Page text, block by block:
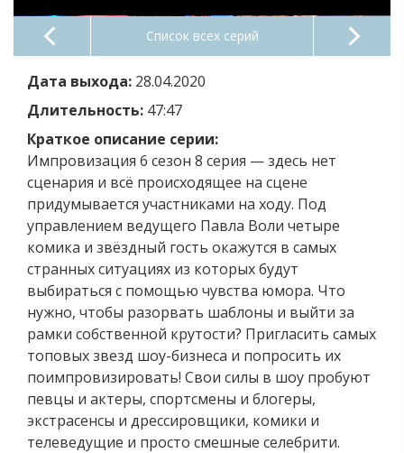
Список всех серий
Дата выхода: 28.04.2020
Длительность: 47:47
Краткое описание серии:
Импровизация 6 сезон 8 серия — здесь нет
сценария и всё происходящее на сцене
придумывается участниками на ходу. Под
управлением ведущего Павла Воли четыре
комика и звёздный гость окажутся в самых
странных ситуациях из которых будут
выбираться с помощью чувства юмора. Что
нужно, чтобы разорвать шаблоны и выйти за
рамки собственной крутости? Пригласить самых
топовых звезд шоу-бизнеса и попросить их
поимпровизировать! Свои силы в шоу пробуют
певцы и актеры, спортсмены и блогеры,
экстрасенсы и дрессировщики, комики и
телеведущие и просто смешные селебрити.